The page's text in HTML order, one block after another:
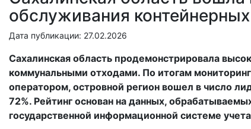
обслуживания
Дата публикации: 27.02.2026
Сахалинская область продемонстрировала
коммунальными отходами. По итогам
оператором, островной регион вошел в число
72%. Рейтинг основан на данных,
государственной информационной системе